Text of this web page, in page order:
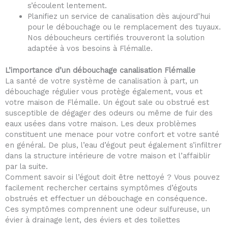
s’écoulent lentement.
Planifiez un service de canalisation dès aujourd’hui
pour le débouchage ou le remplacement des tuyaux.
Nos déboucheurs certifiés trouveront la solution
adaptée à vos besoins à Flémalle.
L’importance d’un débouchage canalisation Flémalle
La santé de votre système de canalisation à part, un
débouchage régulier vous protège également, vous et
votre maison de Flémalle. Un égout sale ou obstrué est
susceptible de dégager des odeurs ou même de fuir des
eaux usées dans votre maison. Les deux problèmes
constituent une menace pour votre confort et votre santé
en général. De plus, l’eau d’égout peut également s’infiltrer
dans la structure intérieure de votre maison et l’affaiblir
par la suite.
Comment savoir si l’égout doit être nettoyé ? Vous pouvez
facilement rechercher certains symptômes d’égouts
obstrués et effectuer un débouchage en conséquence.
Ces symptômes comprennent une odeur sulfureuse, un
évier à drainage lent, des éviers et des toilettes